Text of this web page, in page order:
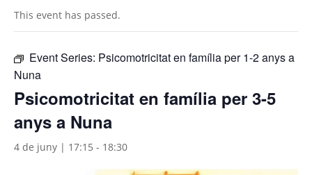
This event has passed.
Event Series: Psicomotricitat en família per 1-2 anys a
Nuna
Psicomotricitat en família per 3-5
anys a Nuna
4 de juny | 17:15 - 18:30